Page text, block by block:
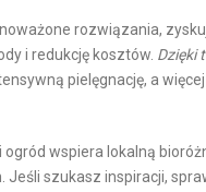
rozwiązania,
i redukcję kosztów. Dzięki
pielęgnację, a
ogród wspiera lokalną
Jeśli szukasz inspiracji,